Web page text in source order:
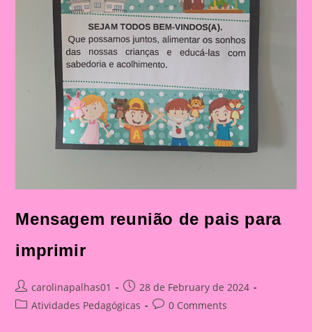
Mensagem reunião de pais para
imprimir
Post
author:
carolinapalhas01
Post
published:
28 de February de 2024
PostAtividades Pedagógicas
Post0 Comments